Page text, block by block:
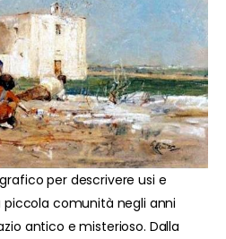
per descrivere usi e
comunità negli anni
antico e misterioso. Dalla